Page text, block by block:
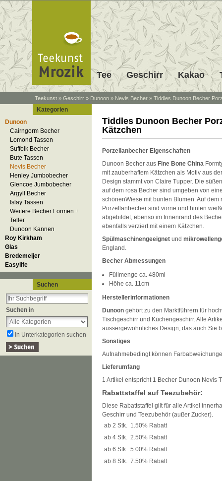
Tee Geschirr Kakao
Teekunst » Geschirr » Dunoon » Nevis Becher » Tiddles Dunoon Becher
Kategorien
Dunoon
Cairngorm Becher
Lomond Tassen
Suffolk Becher
Bute Tassen
Nevis Becher
Henley Jumbobecher
Glencoe Jumbobecher
Argyll Becher
Islay Tassen
Weitere Becher Formen +
Teller
Dunoon Kannen
Roy Kirkham
Glas
Bredemeijer
Easylife
Suchen
Suchen in
In Unterkategorien suchen
Tiddles Dunoon Becher
Kätzchen
Porzellanbecher Eigenschaften
Dunoon Becher aus Fine Bone China
mit zauberhaftem Kätzchen als Motiv aus
Design stammt von Claire Tupper. Die
auf dem rosa Becher sind umgeben von
schönenWiese mit bunten Blumen. Auf dem
Porzellanbecher sind vorne und hinten
abgebildet, ebenso im Innenrand des
ebenfalls verziert mit einem Kätzchen.
Spülmaschinengeeignet und
England.
Becher Abmessungen
Füllmenge ca. 480ml
Höhe ca. 11cm
Herstellerinformationen
Dunoon gehört zu den Marktführern für
Tischgeschirr und Küchengeschirr. Alle
aussergewöhnliches Design, das auch Sie
Sonstiges
Aufnahmebedingt können
Lieferumfang
1 Artikel entspricht 1 Becher Dunoon Nevis
Rabattstaffel auf Teezubehör:
Diese Rabattstaffel gilt für alle Artikel
Geschirr und Teezubehör (außer Zucker).
ab 2 Stk. 1.50% Rabatt
ab 4 Stk. 2.50% Rabatt
ab 6 Stk. 5.00% Rabatt
ab 8 Stk. 7.50% Rabatt